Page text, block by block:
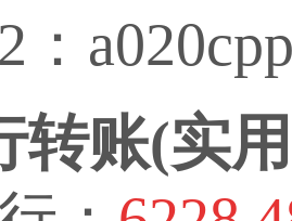
：
转账(实